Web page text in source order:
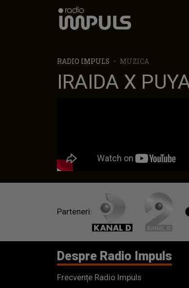
Radio Impuls
RADIO IMPULS MUZICA
IRAIDA X
Parteneri:
Despre Radio Impuls
Frecvențe Radio Impuls